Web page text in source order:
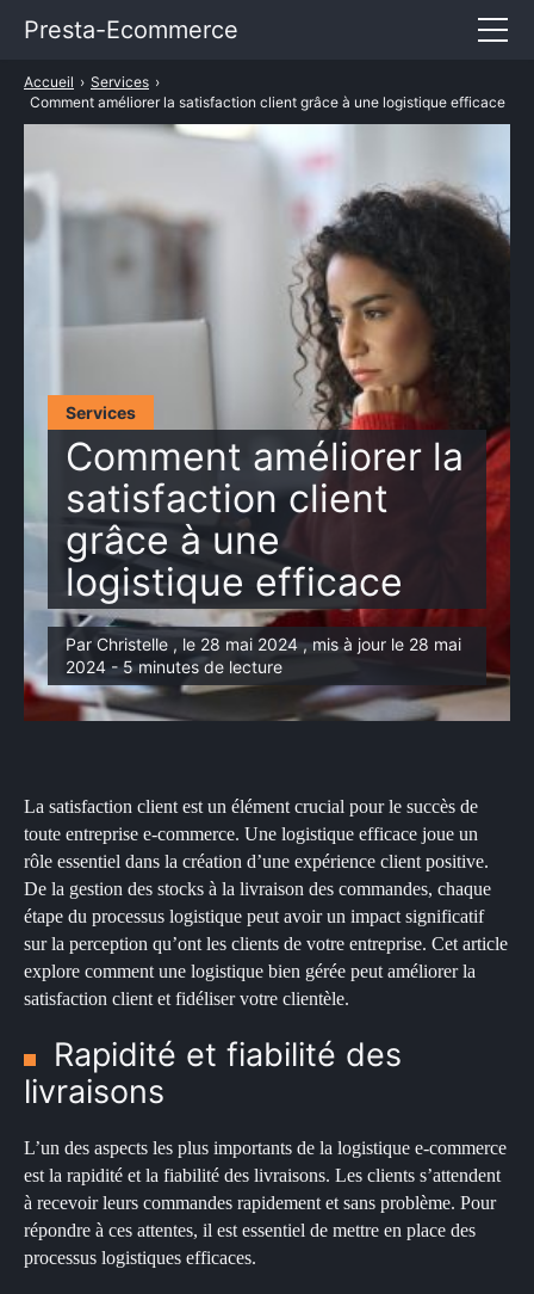
Services
Comment améliorer la
satisfaction client
grâce à une
logistique efficace
Par Christelle , le 28 mai 2024 , mis à jour le 28 mai
2024 - 5 minutes de lecture
Accueil › Services ›
Comment améliorer la satisfaction client grâce à une logistique efficace
La satisfaction client est un élément crucial pour le succès de
toute entreprise e-commerce. Une logistique efficace joue un
rôle essentiel dans la création d’une expérience client positive.
De la gestion des stocks à la livraison des commandes, chaque
étape du processus logistique peut avoir un impact significatif
sur la perception qu’ont les clients de votre entreprise. Cet article
explore comment une logistique bien gérée peut améliorer la
satisfaction client et fidéliser votre clientèle.
Rapidité et fiabilité des
livraisons
L’un des aspects les plus importants de la logistique e-commerce
est la rapidité et la fiabilité des livraisons. Les clients s’attendent
à recevoir leurs commandes rapidement et sans problème. Pour
répondre à ces attentes, il est essentiel de mettre en place des
processus logistiques efficaces.
Presta-Ecommerce
Entrepreneuriat
Marketing
Services